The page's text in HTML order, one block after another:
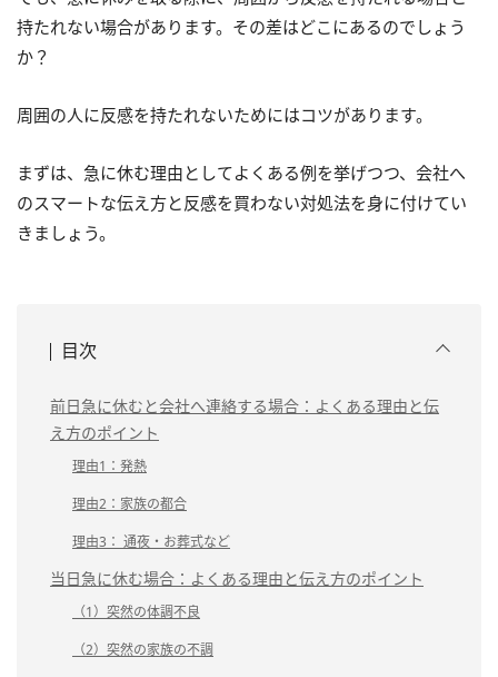
持たれない場合があります。その差はどこにあるのでしょう
か？
周囲の人に反感を持たれないためにはコツがあります。
まずは、急に休む理由としてよくある例を挙げつつ、会社へ
のスマートな伝え方と反感を買わない対処法を身に付けてい
きましょう。
目次
前日急に休むと会社へ連絡する場合：よくある理由と伝
え方のポイント
理由1：発熱
理由2：家族の都合
理由3： 通夜・お葬式など
当日急に休む場合：よくある理由と伝え方のポイント
（1）突然の体調不良
（2）突然の家族の不調